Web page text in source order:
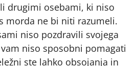
drugimi osebami, ki niso
morda ne bi niti razumeli.
niso pozdravili svojega
niso sposobni pomagati
ste lahko obsojanja in